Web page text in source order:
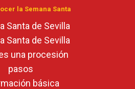
la Semana Santa
Santa de Sevilla
Santa de Sevilla
una procesión
pasos
básica